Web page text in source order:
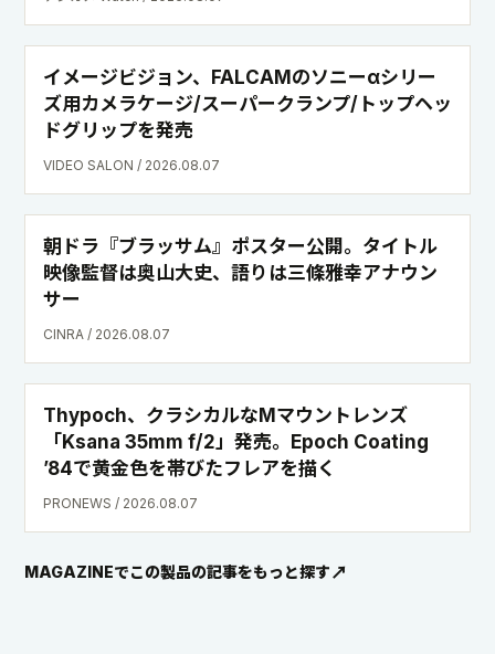
イメージビジョン、FALCAMのソニーαシリー
ズ⽤カメラケージ/スーパークランプ/トップヘッ
ドグリップを発売
VIDEO SALON / 2026.08.07
朝ドラ『ブラッサム』ポスター公開。タイトル
映像監督は奥山大史、語りは三條雅幸アナウン
サー
CINRA / 2026.08.07
Thypoch、クラシカルなMマウントレンズ
「Ksana 35mm f/2」発売。Epoch Coating
’84で黄金色を帯びたフレアを描く
PRONEWS / 2026.08.07
MAGAZINEでこの製品の記事をもっと探す